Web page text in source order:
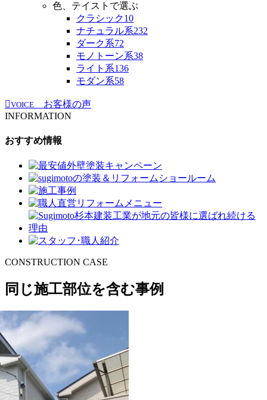
色、テイストで選ぶ
クラシック10
ナチュラル系232
ダーク系72
モノトーン系38
ライト系136
モダン系58
VOICE
お客様の声
INFORMATION
おすすめ情報
CONSTRUCTION CASE
同じ施工部位を含む事例